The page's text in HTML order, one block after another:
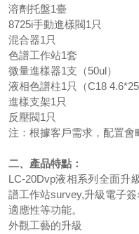
溶劑托盤1臺
8725i手動進樣閥1只
混合器1只
色譜工作站1套
微量進樣器1支（50ul）
液相色譜柱1只（C18
進樣支架1只
反壓閥1只
注：根據客戶需求，配置會
二、產品特點：
LC-20Dvp液相系列全面升
譜工作站survey,升級電子
適應性等功能。
外觀工藝的升級